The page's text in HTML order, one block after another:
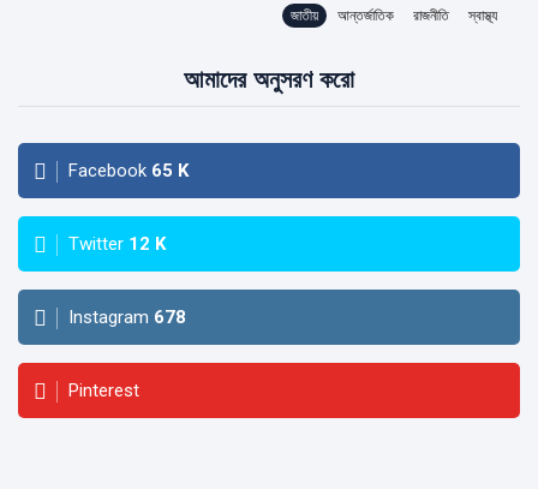
জাতীয় আন্তর্জাতিক রাজনীতি স্বাস্থ্য
আমাদের অনুসরণ করো
Facebook 65 K
Twitter 12 K
Instagram 678
Pinterest